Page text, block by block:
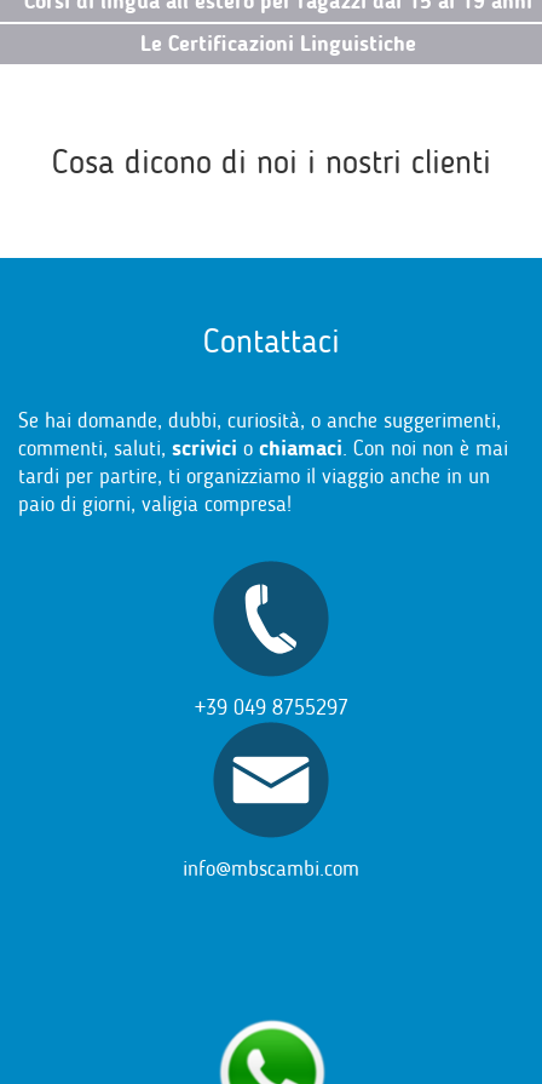
Le Certificazioni Linguistiche
Cosa dicono di noi i nostri clienti
Contattaci
Se hai domande, dubbi, curiosità, o anche suggerimenti,
commenti, saluti, scrivici o chiamaci. Con noi non è mai
tardi per partire, ti organizziamo il viaggio anche in un
paio di giorni, valigia compresa!
+39 049 8755297
info@mbscambi.com